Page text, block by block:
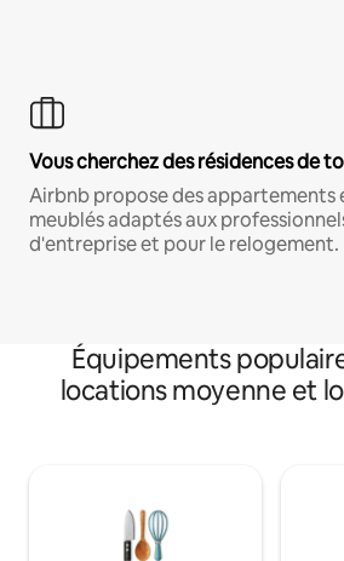
Vous cherchez des résidences de
Airbnb propose des appartements
meublés adaptés aux
d'entreprise et pour le relogement.
Équipements
locations moyenne et